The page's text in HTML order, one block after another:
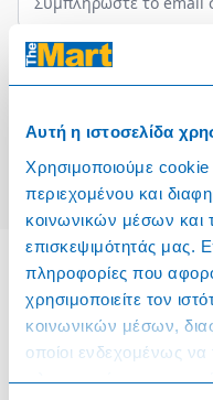
Αυτή η ιστοσελίδα
Χρησιμοποιούμε cookie
περιεχομένου και
κοινωνικών μέσων και
επισκεψιμότητάς μας.
πληροφορίες που
χρησιμοποιείτε τον
κοινωνικών μέσων,
οποίοι ενδεχομένως
πληροφορίες που τους
Επιλέξτε τον τομέα σας
Πληροφορίες
Όροι & Προϋποθέσεις